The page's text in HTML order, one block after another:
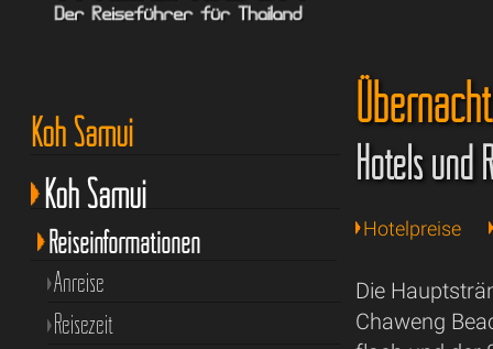
Hotels und
Hotelpreise
Die
Chaweng
Koh Samui
Koh Samui
Reiseinformationen
Anreise
Reisezeit